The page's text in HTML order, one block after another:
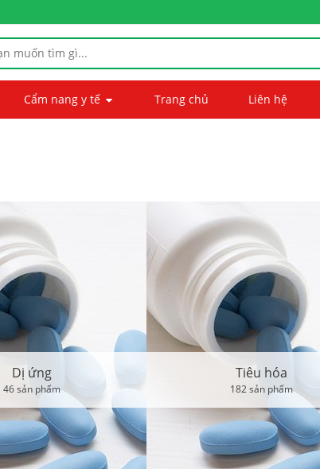
Cẩm nang y tế Trang chủ Liên hệ
Dị ứng
46 sản phẩm
Tiêu hóa
182 sản phẩm